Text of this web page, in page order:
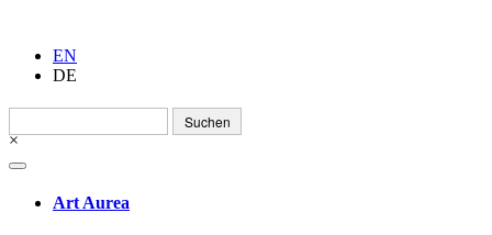
EN
DE
Suchen
nach:
×
Art Aurea